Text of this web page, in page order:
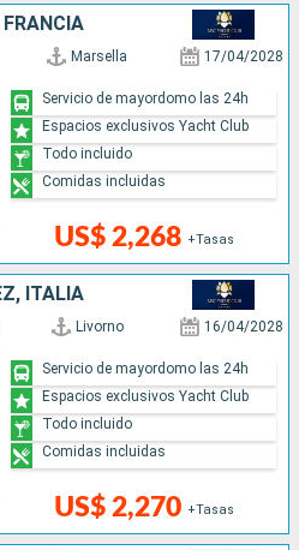
Marsella 17/04/2028
US$ 2,268 +Tasas
Servicio de mayordomo las 24h
Espacios exclusivos Yacht Club
Todo incluido
Comidas incluidas
ITALIA
Livorno 16/04/2028
US$ 2,270 +Tasas
Servicio de mayordomo las 24h
Espacios exclusivos Yacht Club
Todo incluido
Comidas incluidas